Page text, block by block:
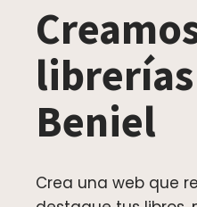
Beniel
Crea una web que